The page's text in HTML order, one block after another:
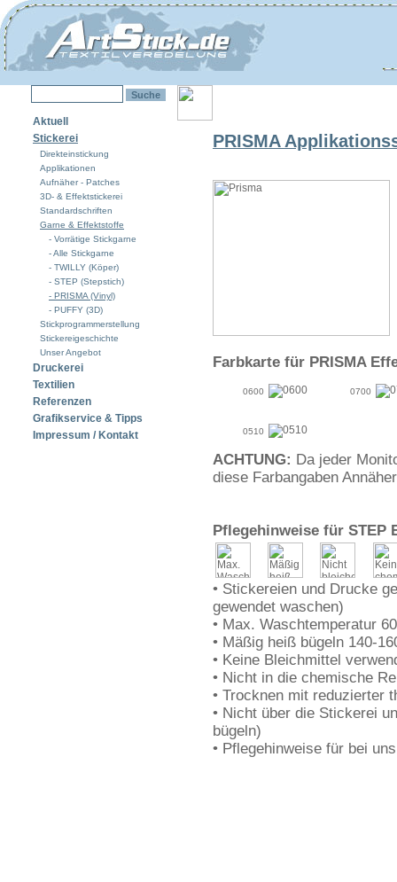
Aktuell
Stickerei
Direkteinstickung
Applikationen
Aufnäher - Patches
3D- & Effektstickerei
Standardschriften
Garne & Effektstoffe
- Vorrätige Stickgarne
- Alle Stickgarne
- TWILLY (Köper)
- STEP (Stepstich)
- PRISMA (Vinyl)
- PUFFY (3D)
Stickprogrammerstellung
Stickereigeschichte
Unser Angebot
Druckerei
Textilien
Referenzen
Grafikservice & Tipps
Impressum / Kontakt
PRISMA
Farbkarte für PRISMA
0600 0700
0510
ACHTUNG: Da jeder
diese Farbangaben
Pflegehinweise für STEP
• Stickereien und Drucke
gewendet waschen)
• Max. Waschtemperatur
• Mäßig heiß bügeln 140-
• Keine Bleichmittel
• Nicht in die chemische
• Trocknen mit reduzierter
• Nicht über die Stickerei
bügeln)
• Pflegehinweise für bei